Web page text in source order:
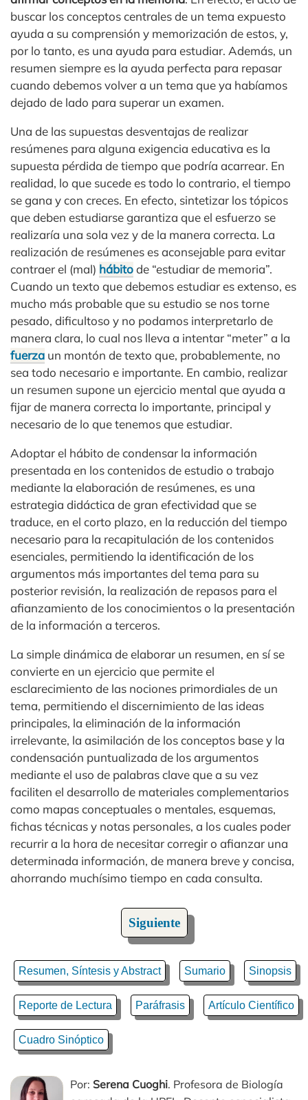
buscar los conceptos centrales de un tema expuesto
ayuda a su comprensión y memorización de estos, y,
por lo tanto, es una ayuda para estudiar. Además, un
resumen siempre es la ayuda perfecta para repasar
cuando debemos volver a un tema que ya habíamos
dejado de lado para superar un examen.
Una de las supuestas desventajas de realizar
resúmenes para alguna exigencia educativa es la
supuesta pérdida de tiempo que podría acarrear. En
realidad, lo que sucede es todo lo contrario, el tiempo
se gana y con creces. En efecto, sintetizar los tópicos
que deben estudiarse garantiza que el esfuerzo se
realizaría una sola vez y de la manera correcta. La
realización de resúmenes es aconsejable para evitar
contraer el (mal) hábitode “estudiar de memoria”.
Cuando un texto que debemos estudiar es extenso, es
mucho más probable que su estudio se nos torne
pesado, dificultoso y no podamos interpretarlo de
manera clara, lo cual nos lleva a intentar “meter” a la
fuerza un montón de texto que, probablemente, no
sea todo necesario e importante. En cambio, realizar
un resumen supone un ejercicio mental que ayuda a
fijar de manera correcta lo importante, principal y
necesario de lo que tenemos que estudiar.
Adoptar el hábito de condensar la información
presentada en los contenidos de estudio o trabajo
mediante la elaboración de resúmenes, es una
estrategia didáctica de gran efectividad que se
traduce, en el corto plazo, en la reducción del tiempo
necesario para la recapitulación de los contenidos
esenciales, permitiendo la identificación de los
argumentos más importantes del tema para su
posterior revisión, la realización de repasos para el
afianzamiento de los conocimientos o la presentación
de la información a terceros.
La simple dinámica de elaborar un resumen, en sí se
convierte en un ejercicio que permite el
esclarecimiento de las nociones primordiales de un
tema, permitiendo el discernimiento de las ideas
principales, la eliminación de la información
irrelevante, la asimilación de los conceptos base y la
condensación puntualizada de los argumentos
mediante el uso de palabras clave que a su vez
faciliten el desarrollo de materiales complementarios
como mapas conceptuales o mentales, esquemas,
fichas técnicas y notas personales, a los cuales poder
recurrir a la hora de necesitar corregir o afianzar una
determinada información, de manera breve y concisa,
ahorrando muchísimo tiempo en cada consulta.
Siguiente
Resumen, Síntesis y Abstract Sumario Sinopsis
Reporte de Lectura Paráfrasis Artículo Científico
Cuadro Sinóptico
Por: Serena Cuoghi. Profesora de Biología